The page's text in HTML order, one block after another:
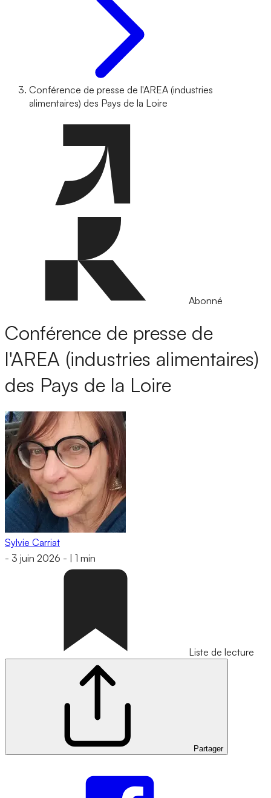
Conférence de presse de l'AREA (industries
alimentaires) des Pays de la Loire
Abonné
Conférence de presse de
l'AREA (industries alimentaires)
des Pays de la Loire
Sylvie Carriat
- 3 juin 2026 - 1 min
Liste de lecture
Partager